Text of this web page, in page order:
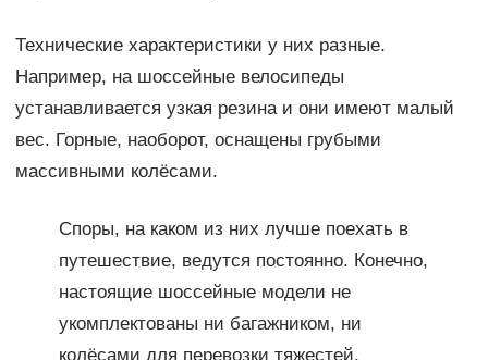
Технические характеристики у них разные.
Например, на шоссейные велосипеды
устанавливается узкая резина и они имеют малый
вес. Горные, наоборот, оснащены грубыми
массивными колёсами.
Споры, на каком из них лучше поехать в
путешествие, ведутся постоянно. Конечно,
настоящие шоссейные модели не
укомплектованы ни багажником, ни
колёсами для перевозки тяжестей.